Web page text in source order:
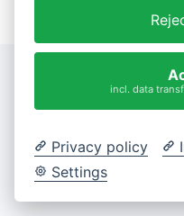
Cookie-
incl. data
Privacy policy
Settings